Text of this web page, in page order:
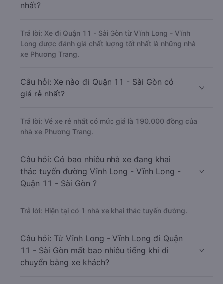
nhất?
Trả lời: Xe đi Quận 11 - Sài Gòn từ Vĩnh Long - Vĩnh
Long được đánh giá chất lượng tốt nhất là những nhà
xe Phương Trang.
Câu hỏi: Xe nào đi Quận 11 - Sài Gòn có
giá rẻ nhất?
Trả lời: Vé xe rẻ nhất có mức giá là 190.000 đồng của
nhà xe Phương Trang.
Câu hỏi: Có bao nhiêu nhà xe đang khai
thác tuyến đường Vĩnh Long - Vĩnh Long -
Quận 11 - Sài Gòn ?
Trả lời: Hiện tại có 1 nhà xe khai thác tuyến đường.
Câu hỏi: Từ Vĩnh Long - Vĩnh Long đi Quận
11 - Sài Gòn mất bao nhiêu tiếng khi di
chuyển bằng xe khách?